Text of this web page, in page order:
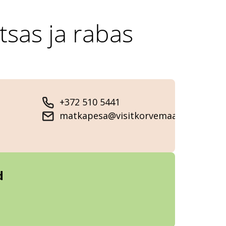
ja rabas
+372 510 5441
matkapesa@visitkorvemaa.ee